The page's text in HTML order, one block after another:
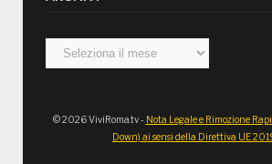
Archivi
© 2026 ViviRoma.tv - Nota Legale e Rimozione
Down) ai sensi della Direttiva UE